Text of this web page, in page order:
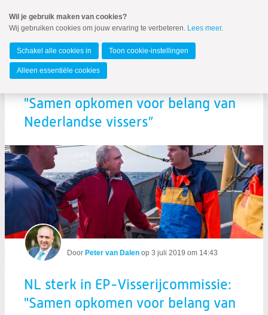
naar
Spring
de
inhoud
Spring
naar
hoofdmenu
MENU
Zoeken
"Samen opkomen voor belang van
Nederlandse vissers”
Door Peter van Dalen op 3 juli 2019 om 14:43
NL sterk in EP-Visserijcommissie:
"Samen opkomen voor belang van
Wil je gebruik maken van cookies?
Wij gebruiken cookies om jouw ervaring te verbeteren. Lees meer.
Schakel alle cookies in Toon cookie-instellingen
Alleen essentiële cookies